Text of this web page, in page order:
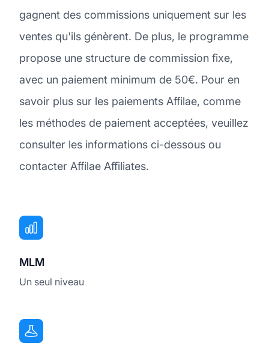
gagnent des commissions uniquement sur les
ventes qu'ils génèrent. De plus, le programme
propose une structure de commission fixe,
avec un paiement minimum de 50€. Pour en
savoir plus sur les paiements Affilae, comme
les méthodes de paiement acceptées, veuillez
consulter les informations ci-dessous ou
contacter Affilae Affiliates.
MLM
Un seul niveau